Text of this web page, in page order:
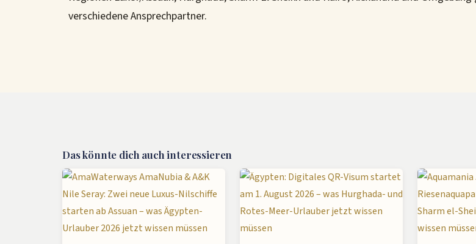
verschiedene Ansprechpartner.
Das könnte dich auch interessieren